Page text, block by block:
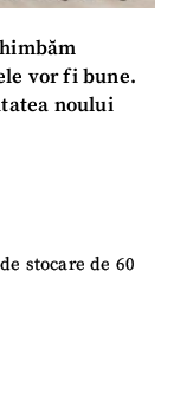
vor fi bune.
noului
stocare de 60